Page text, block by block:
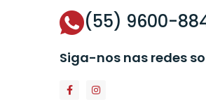
(55) 9600-
Siga-nos nas redes